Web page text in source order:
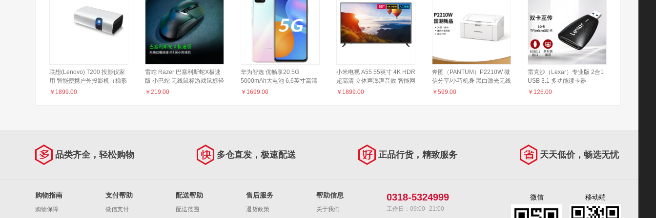
联想(Lenovo) T200 投影仪家
用 智能便携户外投影机（梯形
校正 自动对焦 大电池长续航
￥ 1899.00
雷蛇 Razer 巴塞利斯蛇X极速
版 小巴蛇 无线鼠标游戏鼠标轻
量便携吃鸡鼠标右手鼠标
￥ 219.00
华为智选 优畅享20 5G
5000mAh大电池 6.6英寸高清
大屏 6GB+128GB樱雪晴空全
￥ 1699.00
小米电视 A55 55英寸 4K HDR
超高清 立体声澎湃音效 智能网
络教育电视L55R6-A 红米
￥ 1899.00
奔图（PANTUM）P2210W 微
信分享/小巧机身 黑白激光无线
网络WiFi家用作业打印机
￥ 599.00
雷克沙（Lexar）专业版 2合1
USB 3.1 多功能读卡器
￥ 126.00
品类齐全，轻松购物 多仓直发，极速配送 正品行货，精致服务 天天低价，畅选无忧
购物指南
购物保障
支付帮助
微信支付
配送帮助
配送范围
售后服务
退货政策
帮助信息
关于我们
0318-5324999
工作日：09:00--21:00
微信 移动端